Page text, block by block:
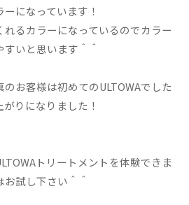
になっています！
るカラーになっているのでカラー
いと思います＾＾
お客様は初めてのULTOWAでした
りになりました！
トリートメントを体験できま
試し下さい＾＾